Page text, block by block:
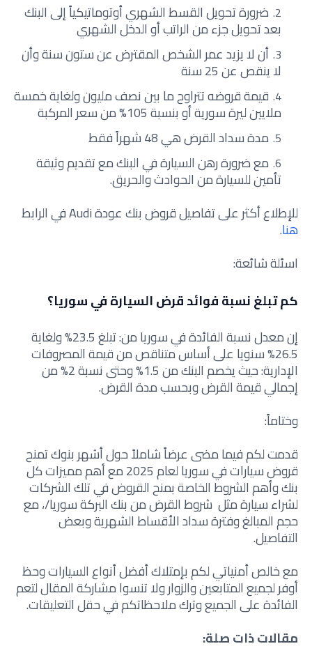
ضرورة تحويل القسط الشهري أوتوماتيكياً إلى البنك
بعد تحويل جزء من الراتب أو الدخل الشهري
أن لا يزيد عمر الشخص المقترض عن ستون سنة وأن
لا ينقص عن 25 سنة
قيمة قروضه تتراوح ما بين نصف مليون ولغاية خمسة
ملايين ليرة سورية أو بنسبة 105% من سعر المركبة
مدة سداد القرض هي 48 شهراً فقط
مع ضرورة رهن السيارة في البنك مع تقديم وثيقة
تأمين للسيارة من الحوادث والحريق.
للإطلاع أكثر على تفاصيل قروض بنك عودة Audi في الرابط
هنا.
اسئلة شائعة:
كم تبلغ نسبة فوائد قرض السيارة في سوريا؟
إن معدل نسبة الفائدة في سوريا من: تبلغ 23.5% ولغاية
26.5% سنويا على أساس متناقص من قيمة المصروفات
الإدارية: حيث يخصم البنك من 1.5% وحتى نسبة 2% من
إجمالي قيمة القرض وبحسب مدة القرض.
وختاماً:
قدمت لكم فيما مضى عرضاً شاملاً حول أشهر بنوك تمنح
قروض سيارات في سوريا لعام 2025 مع أهم مميزات كل
بنك وأهم الشروط الخاصة بمنح القروض في تلك الشركات
لشراء سيارة مثل شروط القرض من بنك البركة سوريا/، مع
حجم المبالغ وفترة سداد الأقساط الشهرية وبعض
التفاصيل.
مع خالص أمنياتي لكم بإمتلاك أفضل أنواع السيارات وحظ
أوفر لجميع المتابعين والزوار ولا تنسوا مشاركة المقال لتعم
الفائدة على الجميع وترك ملاحظاتكم في حقل التعليقات.
مقالات ذات صلة: